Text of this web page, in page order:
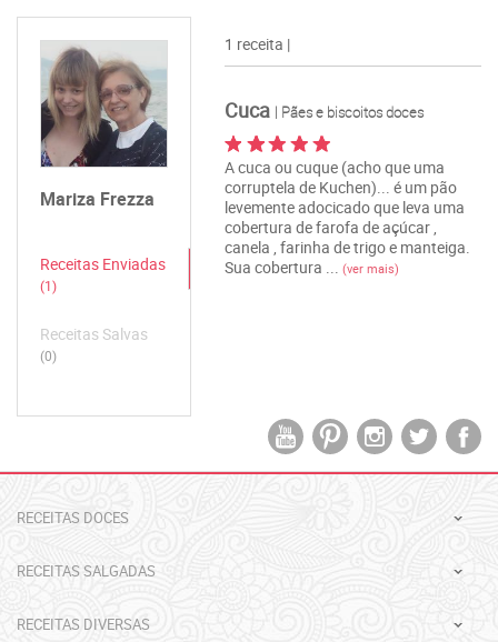
Mariza Frezza
Receitas Enviadas
(1)
Receitas Salvas
(0)
1 receita |
Cuca | Pães e biscoitos doces
A cuca ou cuque (acho que uma
corruptela de Kuchen)... é um pão
levemente adocicado que leva uma
cobertura de farofa de açúcar ,
canela , farinha de trigo e manteiga.
Sua cobertura ... (ver mais)
RECEITAS DOCES
RECEITAS SALGADAS
RECEITAS DIVERSAS